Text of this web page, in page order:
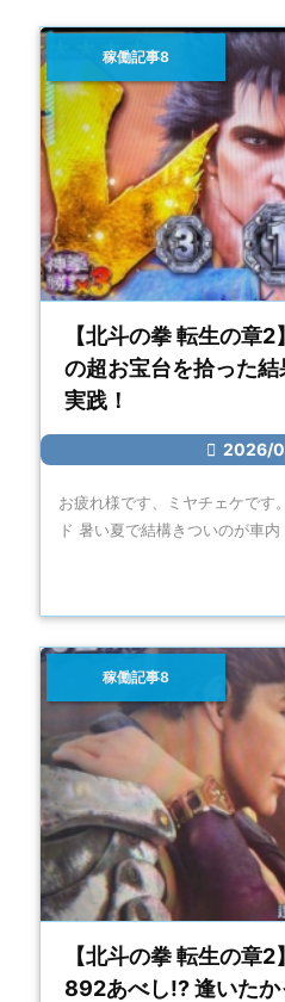
【北斗の拳 転生の章
の超お宝台を拾った
実践！
 2026/
稼働記事8
お疲れ様です、ミヤチェケで
ド 暑い夏で結構きついのが車内
【北斗の拳 転生の章
892あべし!? 逢いた
稼働記事8